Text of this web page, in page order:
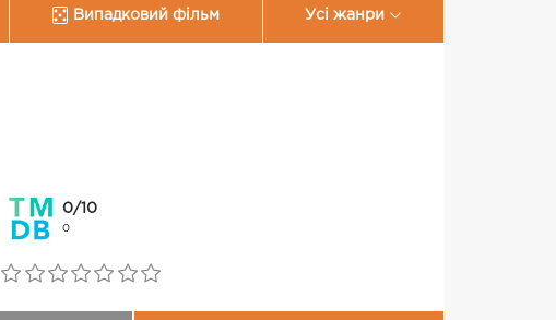
Випадковий фільм Усі жанри
0/10
0